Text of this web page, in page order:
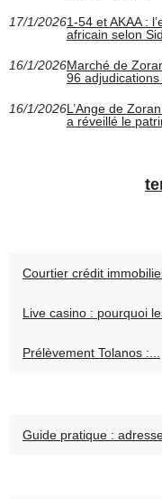
17/1/20261-54 et AKAA :
africain selon
16/1/2026Marché de
96
16/1/2026L’Ange de
a réveillé le
Courtier crédit
Live casino : pourquoi
Prélèvement Tolanos :...
Guide pratique :